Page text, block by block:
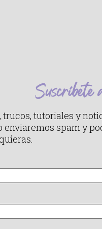
Suscríbete
tutoriales y
enviaremos spam y